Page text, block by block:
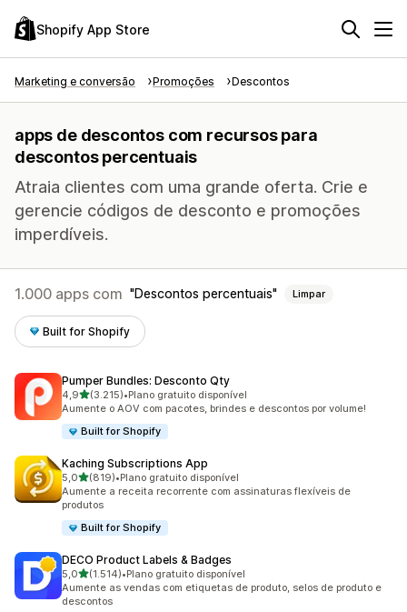
Shopify App Store
Marketing e conversão Promoções Descontos
apps de descontos com recursos para
descontos percentuais
Atraia clientes com uma grande oferta. Crie e
gerencie códigos de desconto e promoções
imperdíveis.
1.000 apps com Descontos percentuais Limpar
Built for Shopify
Pumper Bundles: Desconto Qty
4,9de 5 estrelas
(3.215)
3215 avaliações ao todo
•Plano gratuito disponível
Aumente o AOV com pacotes, brindes e descontos por volume!
Built for Shopify
Kaching Subscriptions App
5,0de 5 estrelas
(819)
819 avaliações ao todo
•Plano gratuito disponível
Aumente a receita recorrente com assinaturas flexíveis de
produtos
Built for Shopify
DECO Product Labels & Badges
5,0de 5 estrelas
(1.514)
1514 avaliações ao todo
•Plano gratuito disponível
Aumente as vendas com etiquetas de produto, selos de produto e
descontos